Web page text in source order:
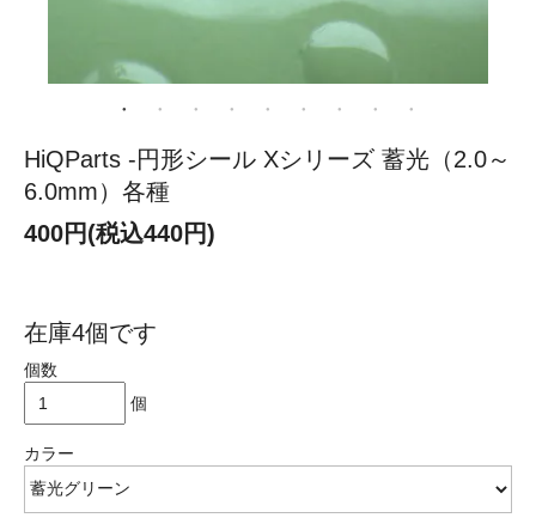
HiQParts -円形シール Xシリーズ 蓄光（2.0～
6.0mm）各種
400円(税込440円)
在庫4個です
個数
個
カラー